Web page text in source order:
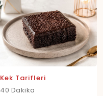
Kek Tarifleri
40 Dakika